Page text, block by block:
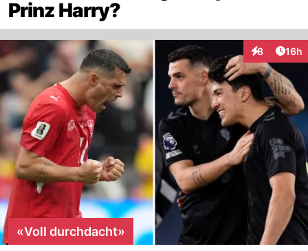
Prinz Harry?
8
Interaktionen
16h
«Voll durchdacht»